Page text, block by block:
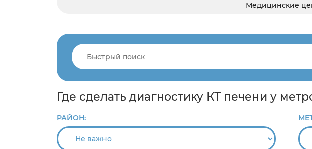
Медицинские
Где сделать диагностику КТ печени у
РАЙОН: